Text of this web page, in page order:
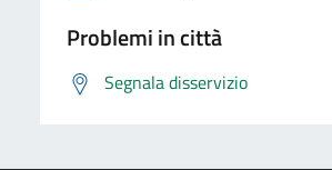
Problemi in città
Segnala disservizio